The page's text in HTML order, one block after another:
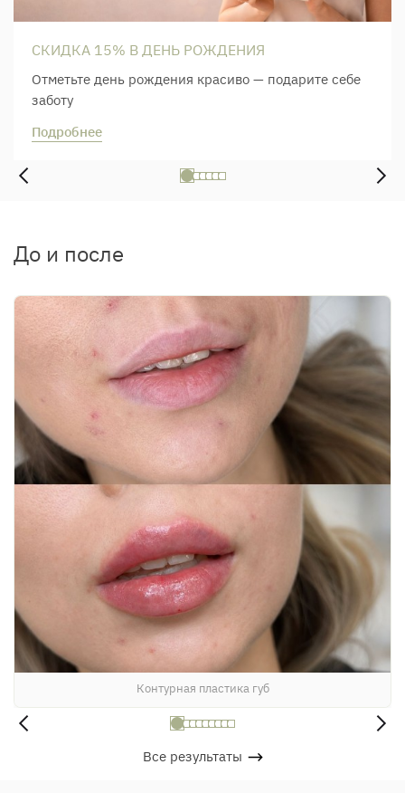
СКИДКА 15% В ДЕНЬ РОЖДЕНИЯ
Отметьте день рождения красиво — подарите себе
заботу
Подробнее
До и после
Контурная пластика губ
Все результаты